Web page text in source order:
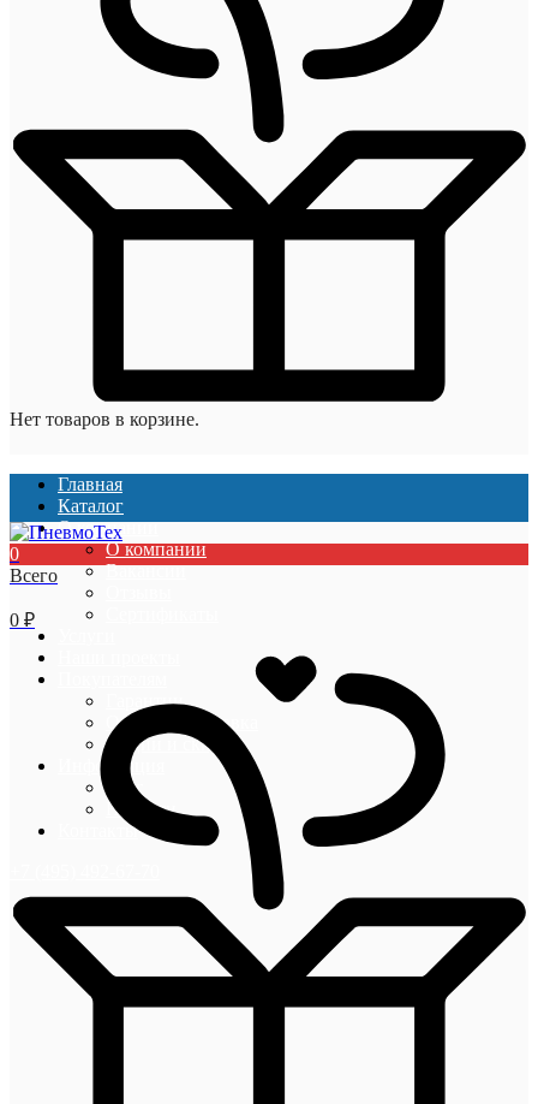
Нет товаров в корзине.
Главная
Каталог
О компании
О компании
Вакансии
Гарантии
Оплата и доставка
Акции и скидки
Информация
Блог
Новости
Контакты
0
Всего
0 ₽